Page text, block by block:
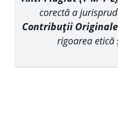
corectă a
Contribuții Originale
rigoarea etică